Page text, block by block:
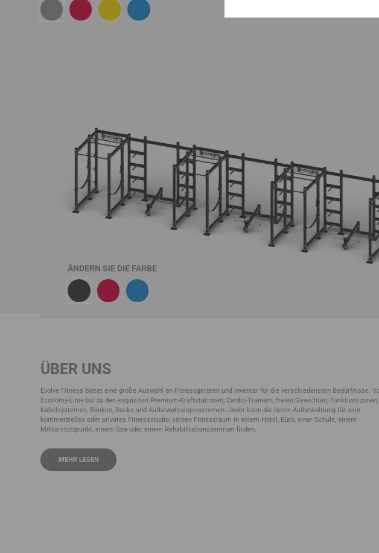
ÄNDERN SIE DIE FARBE
ÜBER UNS
Evolve Fitness bietet eine große Auswahl an Fitnessgeräten und Inventar für die verschiedensten Bedürfnisse.
Economy-Linie bis zu den exquisiten Premium-Kraftstationen, Cardio-Trainern, freien Gewichten, Funktionszonen,
Kabelsystemen, Bänken, Racks und Aufbewahrungssystemen. Jeder kann die beste Aufbewahrung für sein
kommerzielles oder privates Fitnessstudio, seinen Fitnessraum in einem Hotel, Büro, einer Schule, einem
Militärstützpunkt, einem Spa oder einem Rehabilitationszentrum finden.
MEHR LESEN